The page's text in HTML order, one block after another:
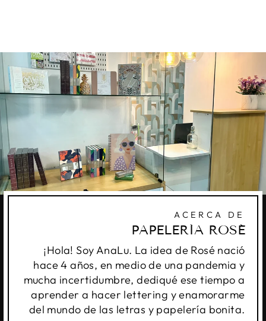
ACERCA DE
PAPELERÍA ROSÉ
¡Hola! Soy AnaLu. La idea de Rosé nació
hace 4 años, en medio de una pandemia y
mucha incertidumbre, dediqué ese tiempo a
aprender a hacer lettering y enamorarme
del mundo de las letras y papelería bonita.